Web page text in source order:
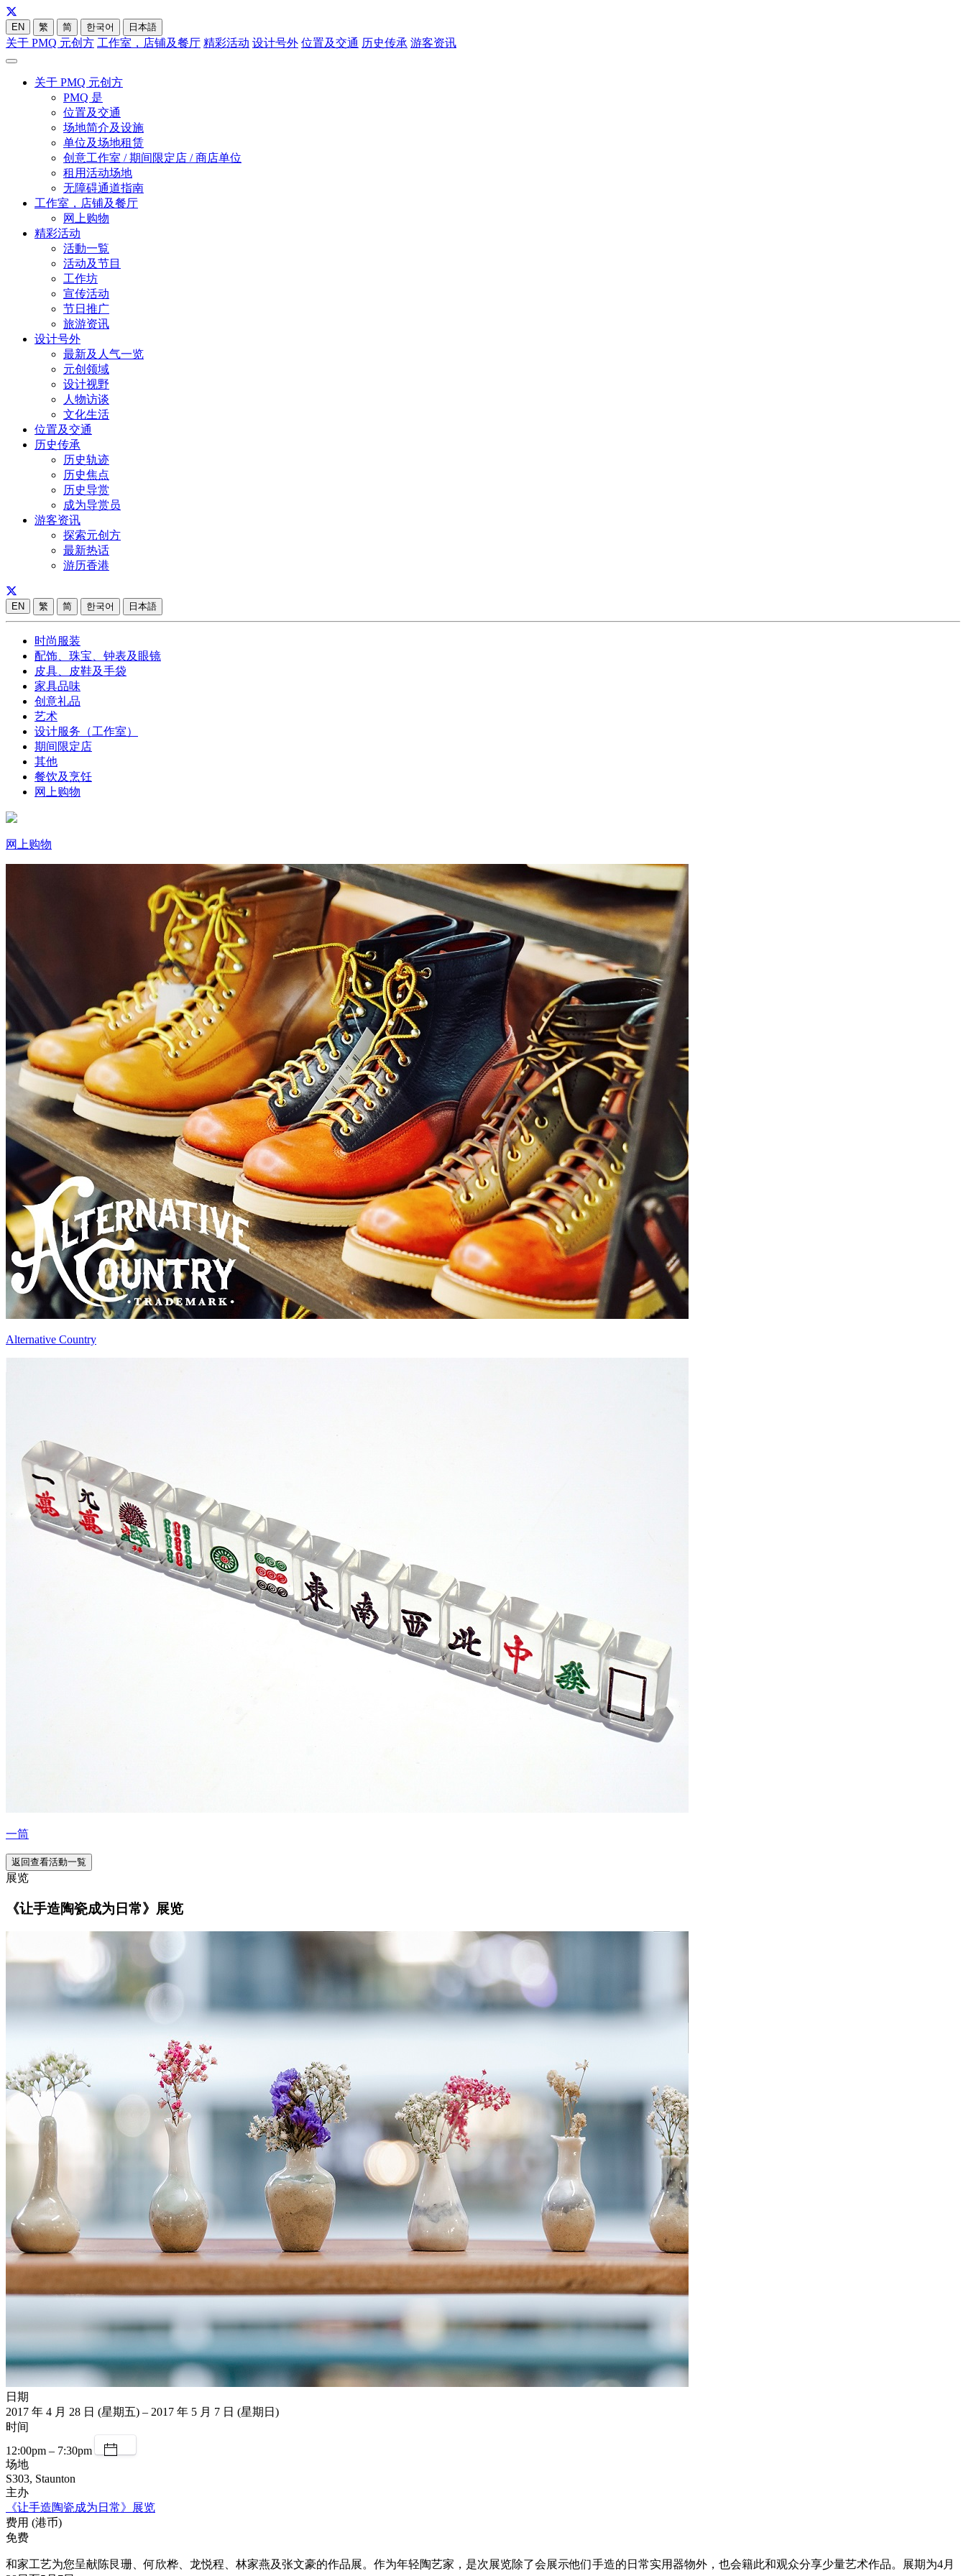
EN 繁 简 한국어 日本語
关于 PMQ 元创方 工作室，店铺及餐厅 精彩活动 设计号外 位置及交通 历史传承 游客资讯
关于 PMQ 元创方
PMQ 是
位置及交通
场地简介及设施
单位及场地租赁
创意工作室 / 期间限定店 / 商店单位
租用活动场地
无障碍通道指南
工作室，店铺及餐厅
网上购物
精彩活动
活動一覧
活动及节目
工作坊
宣传活动
节日推广
旅游资讯
设计号外
最新及人气一览
元创领域
设计视野
人物访谈
文化生活
位置及交通
历史传承
历史轨迹
历史焦点
历史导赏
成为导赏员
游客资讯
探索元创方
最新热话
游历香港
EN 繁 简 한국어 日本語
时尚服装
配饰、珠宝、钟表及眼镜
皮具、皮鞋及手袋
家具品味
创意礼品
艺术
设计服务（工作室）
期间限定店
其他
餐饮及烹饪
网上购物
网上购物
Alternative Country
一筒
返回查看活動一覧
展览
《让手造陶瓷成为日常》展览
日期
2017 年 4 月 28 日 (星期五) – 2017 年 5 月 7 日 (星期日)
时间
12:00pm – 7:30pm
场地
S303, Staunton
主办
《让手造陶瓷成为日常》展览
费用 (港币)
免费
和家工艺为您呈献陈艮珊、何欣桦、龙悦程、林家燕及张文豪的作品展。作为年轻陶艺家，是次展览除了会展示他们手造的日常实用器物外，也会籍此和观众分享少量艺术作品。展期为4月